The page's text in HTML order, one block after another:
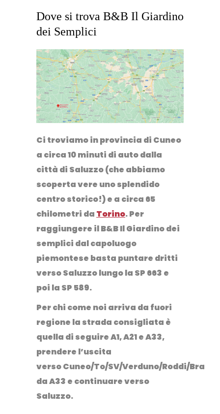
Dove si trova B&B Il Giardino
dei Semplici
Ci troviamo in provincia di Cuneo
a circa 10 minuti di auto dalla
città di Saluzzo(che abbiamo
scoperta vere uno splendido
centro storico!) e a circa 65
chilometri da Torino. Per
raggiungere il B&B Il Giardino dei
semplici dal capoluogo
piemontese basta puntare dritti
verso Saluzzo lungo la SP 663 e
poi la SP 589.
Per chi come noi arriva da fuori
regione la strada consigliata è
quella di seguireA1,A21eA33,
prendere l’uscita
versoCuneo/To/SV/Verduno/Roddi/Bra
daA33 e continuare verso
Saluzzo.